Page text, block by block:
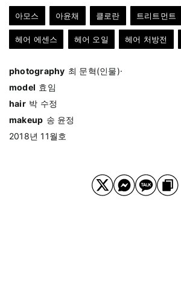
아모스 아윤채 클로란 트리트먼트
헤어 에센스 헤어 오일 헤어 처방전
photography 최 문혁(인물)·
model 효임
hair 박 수정
makeup 송 윤정
2018년 11월호